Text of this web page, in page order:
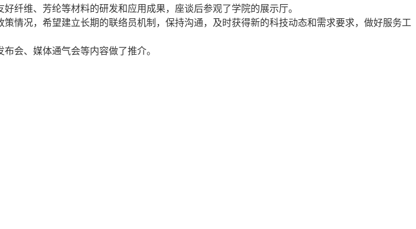
纤维、芳纶等材料的研发和应用成果，座谈后参观了学院的展示厅。
况，希望建立长期的联络员机制，保持沟通，及时获得新的科技动态和需求要求，做好服务工
会、媒体通气会等内容做了推介。